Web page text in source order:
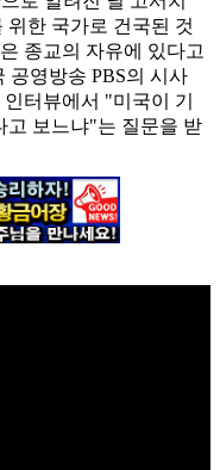
위한 국가로 건국된 것
종교의 자유에 있다고
공영방송 PBS의 시사
터뷰에서 "미국이 기
고 보느냐"는 질문을 받